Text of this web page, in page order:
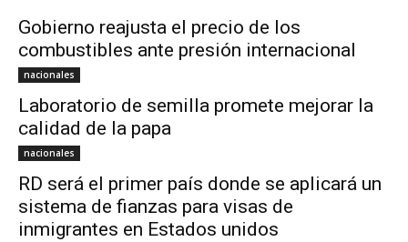
Gobierno reajusta el precio de los
combustibles ante presión internacional
nacionales
Laboratorio de semilla promete mejorar la
calidad de la papa
nacionales
RD será el primer país donde se aplicará un
sistema de fianzas para visas de
inmigrantes en Estados unidos